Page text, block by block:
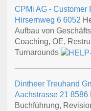
CPMi AG - Customer
Hirsernweg 6 6052
Aufbau von
Coaching, OE,
Turnarounds
Dintheer Treuhand
Aachstrasse 21 8586
Buchführung,